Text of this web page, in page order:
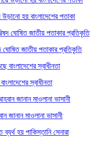
উড়ানো হয় বাংলাদেশের পতাকা
ঘোষিত জাতীয় পতাকার প্রতিকৃতি
স্বাধীনতা
জানান মাওলানা ভাসানী